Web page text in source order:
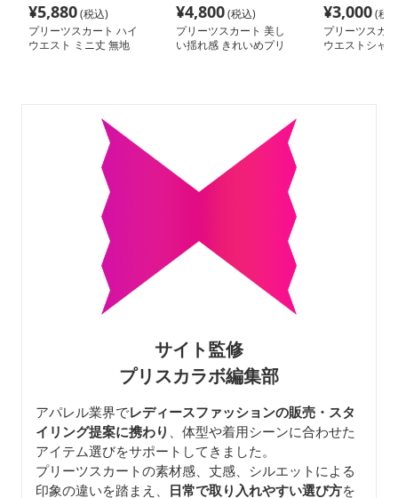
¥5,880(税込)
プリーツスカート ハイ
ウエスト ミニ丈 無地
¥4,800(税込)
プリーツスカート 美し
い揺れ感 きれいめプリ
¥3,000(税
プリーツスカ
ウエストシャ
サイト監修
プリスカラボ編集部
アパレル業界でレディースファッションの販売・スタ
イリング提案に携わり
、体型や着用シーンに合わせた
アイテム選びをサポートしてきました。
プリーツスカートの素材感、丈感、シルエットによる
印象の違いを踏まえ、 日常で取り入れやすい選び方を